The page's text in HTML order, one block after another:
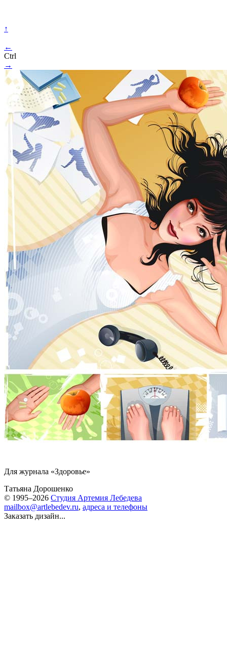
↑
←
Ctrl
→
Для журнала «Здоровье»
Татьяна Дорошенко
© 1995–2026 Студия Артемия Лебедева
mailbox@artlebedev.ru, адреса и телефоны
Заказать дизайн...